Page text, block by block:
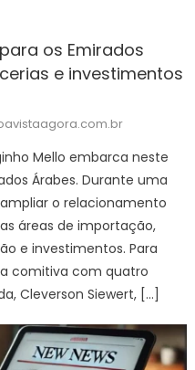
os Emirados
e investimentos
Mello embarca neste
Árabes. Durante uma
o relacionamento
áreas de importação,
e investimentos. Para
comitiva com quatro
Cleverson Siewert, […]